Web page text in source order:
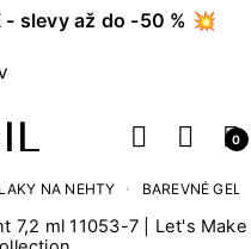
- slevy až do -50 % 💥
0
LAKY NA NEHTY BAREVNÉ GEL